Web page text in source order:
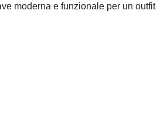
moderna e funzionale per un outfit